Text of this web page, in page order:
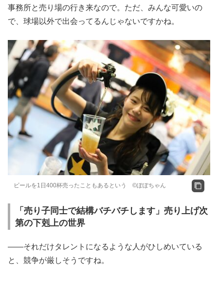
事務所と売り場の行き来なので。ただ、みんな可愛いの
で、球場以外で出会ってるんじゃないですかね。
ビールを1日400杯売ったこともあるという ©ぽぽちゃん
「売り子同士で結構バチバチします」売り上げ次
第の下剋上の世界
――それだけタレントになるような人がひしめいている
と、競争が厳しそうですね。